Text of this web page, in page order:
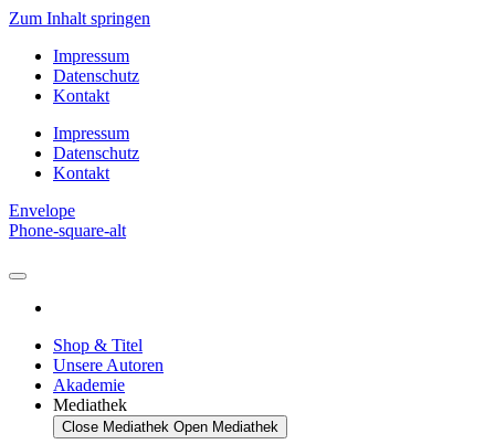
Zum Inhalt springen
Impressum
Datenschutz
Kontakt
Impressum
Datenschutz
Kontakt
Envelope
Phone-square-alt
Shop & Titel
Unsere Autoren
Akademie
Mediathek
Close Mediathek Open Mediathek